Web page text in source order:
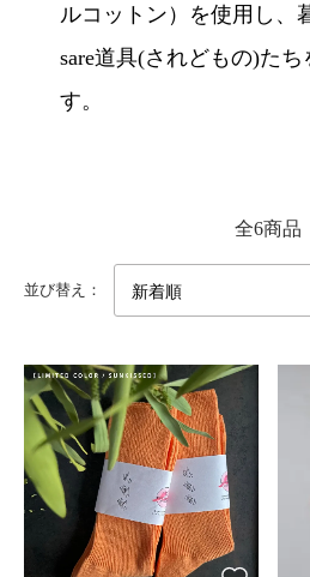
ルコットン）を使用し、
sare道具(されどもの)た
す。
全6商品
並び替え：